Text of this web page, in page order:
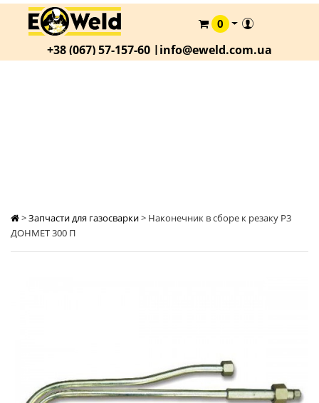
КАТАЛОГ
О
0
+38 (067) 57-157-60 |info@eweld.com.ua
>Запчасти для газосварки> Наконечник в сборе к резаку Р3
ДОНМЕТ 300 П